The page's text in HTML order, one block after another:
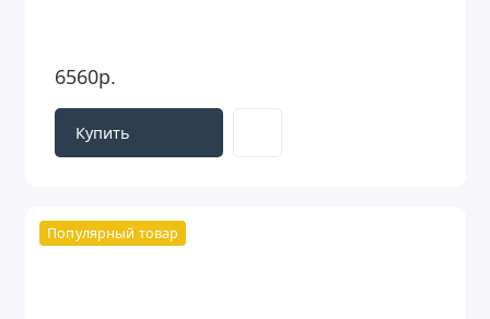
6560р.
Купить
Популярный товар